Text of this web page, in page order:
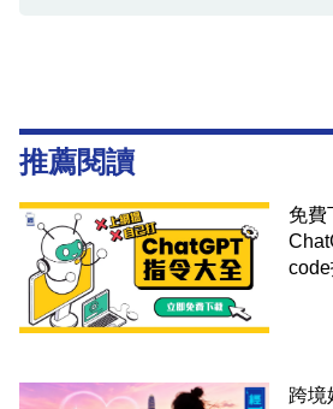
推薦閱讀
免費
跨境